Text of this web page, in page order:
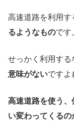
高速道路を利用す
るようなものです
せっかく利用する
意味がないですよ
高速道路を使う、
い変わってくるの